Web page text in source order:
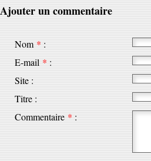
Ajouter un commentaire
Nom * :
E-mail * :
Site :
Titre :
Commentaire * :